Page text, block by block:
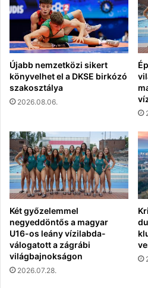
Újabb nemzetközi sikert
könyvelhet el a DKSE birkózó
szakosztálya
2026.08.06.
Két győzelemmel
negyeddöntős a magyar
U16-os leány vízilabda-
válogatott a zágrábi
világbajnokságon
2026.07.28.